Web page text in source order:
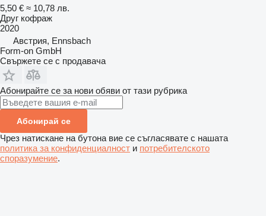
5,50 € ≈ 10,78 лв.
Друг кофраж
2020
Австрия, Ennsbach
Form-on GmbH
Свържете се с продавача
Абонирайте се за нови обяви от тази рубрика
Абонирай се
Чрез натискане на бутона вие се съгласявате с нашата
политика за конфиденциалност и потребителското
споразумение.